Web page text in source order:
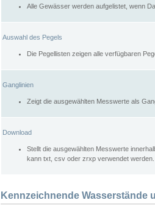
Alle Gewässer werden aufgelistet, wenn
Auswahl des Pegels
Die Pegellisten zeigen alle verfügbaren
Ganglinien
Zeigt die ausgewählten Messwerte als
Download
Stellt die ausgewählten Messwerte
kann txt, csv oder zrxp verwendet
Kennzeichnende Wasserstände